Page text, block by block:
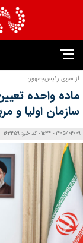
از سوی رئیس‌جمهور؛
ماده واحده
سازمان اولیا و
1405/04/09 - 11:34 - کد خبر: 163459